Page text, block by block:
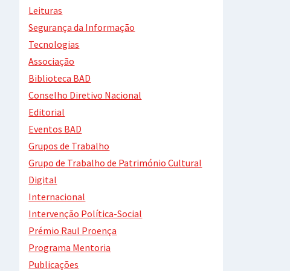
Leituras
Segurança da Informação
Tecnologias
Associação
Biblioteca BAD
Conselho Diretivo Nacional
Editorial
Eventos BAD
Grupos de Trabalho
Grupo de Trabalho de Património Cultural
Digital
Internacional
Intervenção Política-Social
Prémio Raul Proença
Programa Mentoria
Publicações